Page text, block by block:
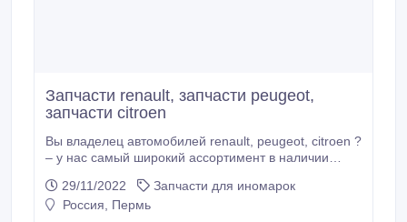
Запчасти renault, запчасти peugeot,
запчасти citroen
Вы владелец автомобилей renault, peugeot, citroen ?
– у нас самый широкий ассортимент в наличии
саманд – обращаясь к нам, вы получаете гарантию,
сервис, оптимальную цену, в магазине так же
29/11/2022
Запчасти для иномарок
Россия, Пермь